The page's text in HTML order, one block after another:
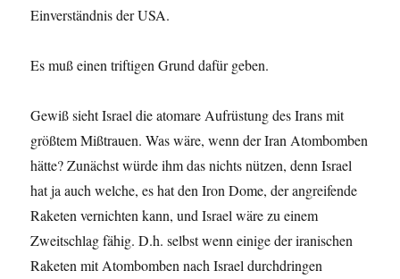
Einverständnis der USA.
Es muß einen triftigen Grund dafür geben.
Gewiß sieht Israel die atomare Aufrüstung des Irans mit
größtem Mißtrauen. Was wäre, wenn der Iran Atombomben
hätte? Zunächst würde ihm das nichts nützen, denn Israel
hat ja auch welche, es hat den Iron Dome, der angreifende
Raketen vernichten kann, und Israel wäre zu einem
Zweitschlag fähig. D.h. selbst wenn einige der iranischen
Raketen mit Atombomben nach Israel durchdringen